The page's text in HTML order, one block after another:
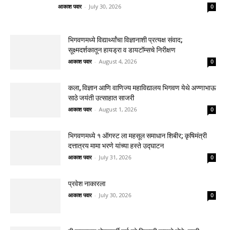
आकाश पवार - July 30, 2026 0
भिगवणमध्ये विद्यार्थ्यांचा विज्ञानाशी प्रत्यक्ष संवाद;
सूक्ष्मदर्शकातून हायड्रा व डायटॉम्सचे निरीक्षण
आकाश पवार - August 4, 2026 0
कला, विज्ञान आणि वाणिज्य महाविद्यालय भिगवण येथे अण्णाभाऊ
साठे जयंती उत्साहात साजरी
आकाश पवार - August 1, 2026 0
भिगवणमध्ये १ ऑगस्ट ला महसूल समाधान शिबीर; कृषिमंत्री
दत्तात्रय मामा भरणे यांच्या हस्ते उद्घाटन
आकाश पवार - July 31, 2026 0
प्रवेश नाकारला
आकाश पवार - July 30, 2026 0